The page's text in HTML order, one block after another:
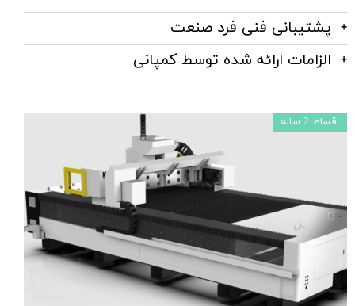
پشتیبانی فنی فرد صنعت
الزامات ارائه شده توسط کمپانی
اقساط 2 ساله